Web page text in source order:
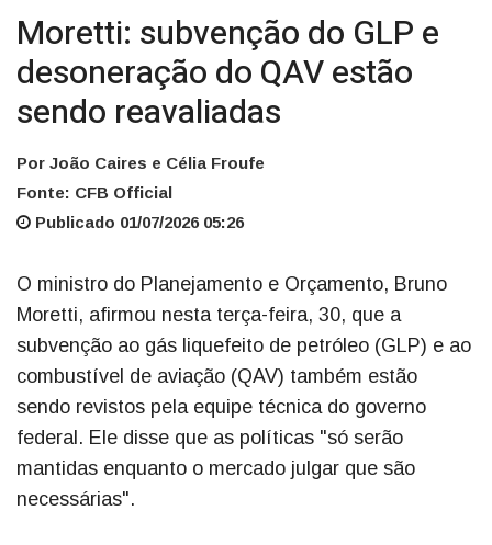
Moretti: subvenção do GLP e
desoneração do QAV estão
sendo reavaliadas
Por João Caires e Célia Froufe
Fonte: CFB Official
Publicado 01/07/2026 05:26
O ministro do Planejamento e Orçamento, Bruno
Moretti, afirmou nesta terça-feira, 30, que a
subvenção ao gás liquefeito de petróleo (GLP) e ao
combustível de aviação (QAV) também estão
sendo revistos pela equipe técnica do governo
federal. Ele disse que as políticas "só serão
mantidas enquanto o mercado julgar que são
necessárias".